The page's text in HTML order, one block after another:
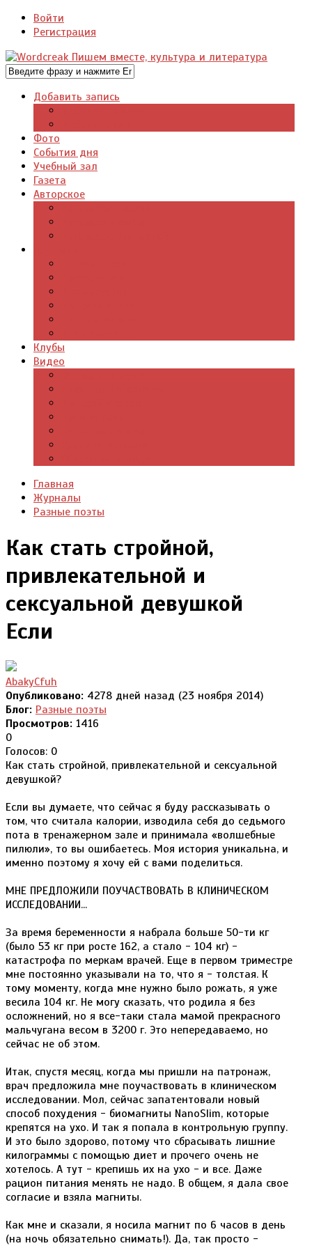
Войти
Регистрация
Добавить запись
Фото
События дня
Учебный зал
Газета
Авторское
Клубы
Видео
Главная
Журналы
Разные поэты
Как стать стройной,
привлекательной и
сексуальной девушкой
Если
AbakyCfuh
Опубликовано: 4278 дней назад (23 ноября 2014)
Блог: Разные поэты
Просмотров: 1416
0
Голосов: 0
Как стать стройной, привлекательной и сексуальной
девушкой?
Если вы думаете, что сейчас я буду рассказывать о
том, что считала калории, изводила себя до седьмого
пота в тренажерном зале и принимала «волшебные
пилюли», то вы ошибаетесь. Моя история уникальна, и
именно поэтому я хочу ей с вами поделиться.
МНЕ ПРЕДЛОЖИЛИ ПОУЧАСТВОВАТЬ В КЛИНИЧЕСКОМ
ИССЛЕДОВАНИИ...
За время беременности я набрала больше 50-ти кг
(было 53 кг при росте 162, а стало - 104 кг) -
катастрофа по меркам врачей. Еще в первом триместре
мне постоянно указывали на то, что я - толстая. К
тому моменту, когда мне нужно было рожать, я уже
весила 104 кг. Не могу сказать, что родила я без
осложнений, но я все-таки стала мамой прекрасного
мальчугана весом в 3200 г. Это непередаваемо, но
сейчас не об этом.
Итак, спустя месяц, когда мы пришли на патронаж,
врач предложила мне поучаствовать в клиническом
исследовании. Мол, сейчас запатентовали новый
способ похудения - биомагниты NanoSlim, которые
крепятся на ухо. И так я попала в контрольную группу.
И это было здорово, потому что сбрасывать лишние
килограммы с помощью диет и прочего очень не
хотелось. А тут - крепишь их на ухо - и все. Даже
рацион питания менять не надо. В общем, я дала свое
согласие и взяла магниты.
Как мне и сказали, я носила магнит по 6 часов в день
(на ночь обязательно снимать!). Да, так просто -